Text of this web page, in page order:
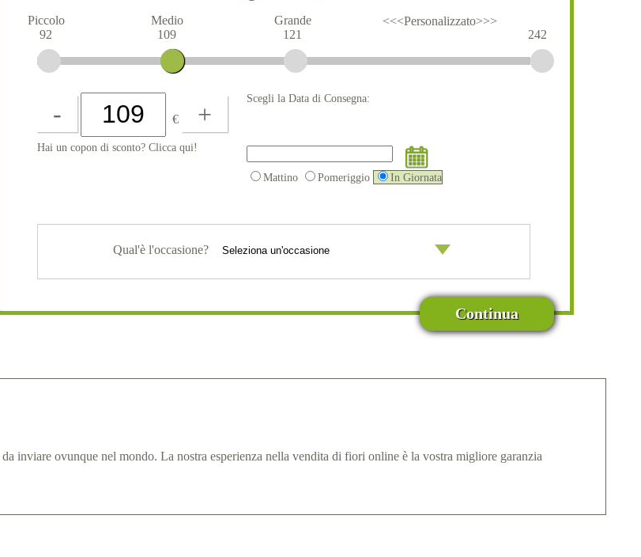
Piccolo
92
Medio
109
Grande
121
<<<Personalizzato>>>
242
- € +
Hai un copon di sconto? Clicca qui!
Scegli la Data di Consegna:
Mattino Pomeriggio In Giornata
Qual'è l'occasione?
Continua
inviare ovunque nel mondo. La nostra esperienza nella vendita di fiori online è la vostra migliore garanzia